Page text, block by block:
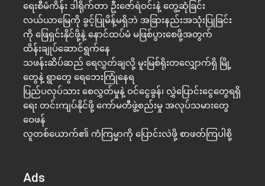
ရေးစီမံကိန်း ဒါရိုက်တာ ဦးဇော်ရဲဝင်းနဲ့ တွေ့ဆုံခြင်း
လယ်ယာမြေကို ခွင့်ပြုမိန့်မရှိဘဲ အခြားနည်းအသုံးပြုခြင်း
ကို ဖြေရှင်းနိုင်ဖို့နဲ့ နောင်ထပ်မံ မဖြစ်ပွားစေဖို့အတွက်
ထိန်းချုပ်ဆောင်ရွက်နေ
သဖန်းဆိပ်ဆည် ရေလွှတ်ချလို့ မူးမြစ်ရိုးတလျှောက်ရှိ မြို့
တွေနဲ့ ရွာတွေ ရေဘေးကြုံနေရ
ပြည်ပလုပ်သား စေလွှတ်မှုနဲ့ ဝင်ငွေခွန်၊ လွှဲပြောင်းငွေတွေရရှိ
ရေး တင်းကျပ်နိုင်ဖို့ ကော်မတီဖွဲ့စည်းမှု အလုပ်သမားတွေ
ဝေဖန်
လူတစ်ယောက်၏ ကံကြမ္မာကို ပြောင်းလဲဖို့ စာဖတ်ကြပါစို့
Ads